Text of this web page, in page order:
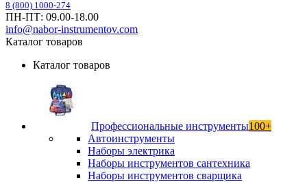
8 (800) 1000-274
ПН-ПТ: 09.00-18.00
info@nabor-instrumentov.com
Каталог товаров
Каталог товаров
Профессиональные инструменты100+
Автоинструменты
Наборы электрика
Наборы инструментов сантехника
Наборы инструментов сварщика